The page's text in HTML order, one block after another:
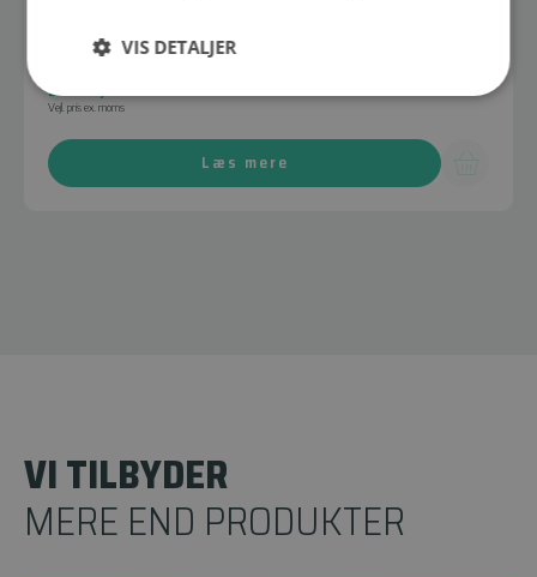
7000147301
2.500,00DKK
Vejl. pris ex. moms
Læs mere
VI TILBYDER
MERE END PRODUKTER
VIS DETALJER